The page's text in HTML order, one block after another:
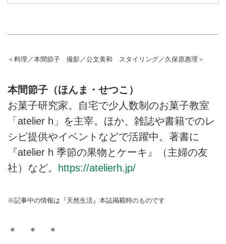
＜料理／本間節子 撮影／公文美和 スタイリング／久保原惠理＞
本間節子（ほんま・せつこ）
お菓子研究家。自宅で少人数制のお菓子教室
「atelier h」を主宰。ほか、雑誌や書籍でのレ
シピ提供やイベントなどで活躍中。著書に
『atelier h 季節の果物とケーキ』（主婦の友
社）など。
https://atelierh.jp/
※記事中の情報は『天然生活』本誌掲載時のものです
＊ ＊ ＊